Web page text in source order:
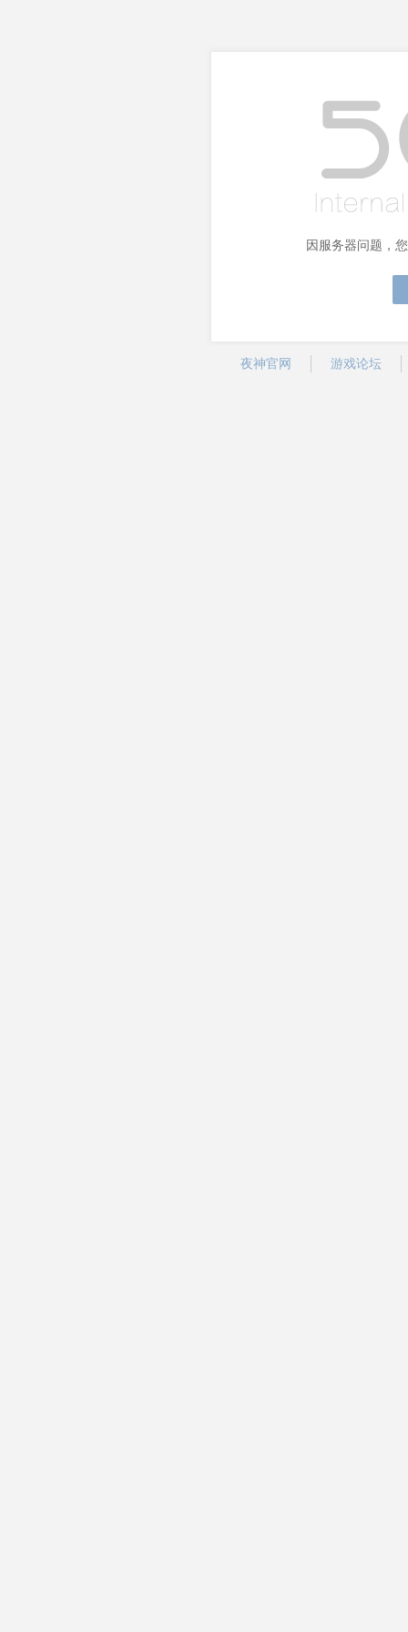
因服务器问题，
夜神官网 游戏论坛